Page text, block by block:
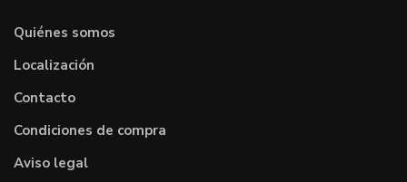
Quiénes somos
Localización
Contacto
Condiciones de compra
Aviso legal